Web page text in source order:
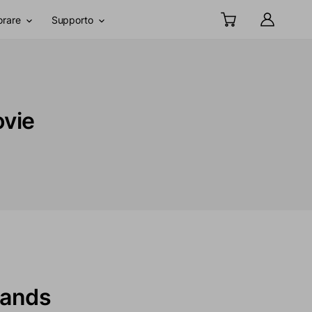
Supporto